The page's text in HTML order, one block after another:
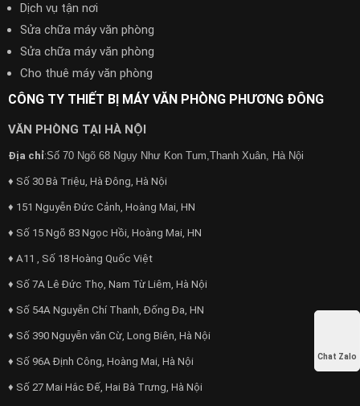
Dịch vụ tận nơi
Sửa chữa máy văn phòng
Sửa chữa máy văn phòng
Cho thuê máy văn phòng
CÔNG TY THIẾT BỊ MÁY VĂN PHÒNG PHƯƠNG ĐÔNG
VĂN PHÒNG TẠI HÀ NỘI
Địa chỉ:Số 70 Ngõ 68 Ngụy Như Kon Tum,Thanh Xuân, Hà Nội
♦ Số 30 Bà Triệu, Hà Đông, Hà Nội
♦ 151 Nguyễn Đức Cảnh, Hoàng Mai, HN
♦ Số 15 Ngõ 83 Ngọc Hồi, Hoàng Mai, HN
♦ A11 , Số 18 Hoàng Quốc Việt
♦ Số 7A Lê Đức Thọ, Nam Từ Liêm, Hà Nội
♦ Số 54A Nguyễn Chí Thanh, Đống Đa, HN
♦ Số 390 Nguyễn văn Cừ, Long Biên, Hà Nội
♦ Số 96A Định Công, Hoàng Mai, Hà Nội
♦ Số 27 Mai Hắc Đế, Hai Bà Trưng, Hà Nội
Chat Zalo